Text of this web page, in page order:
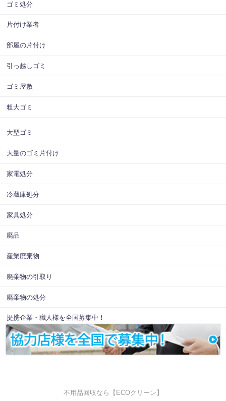
ゴミ処分
片付け業者
部屋の片付け
引っ越しゴミ
ゴミ屋敷
粗大ゴミ
大型ゴミ
大量のゴミ片付け
家電処分
冷蔵庫処分
家具処分
廃品
産業廃棄物
廃棄物の引取り
廃棄物の処分
提携企業・職人様を全国募集中！
不用品回収なら【ECOクリーン】